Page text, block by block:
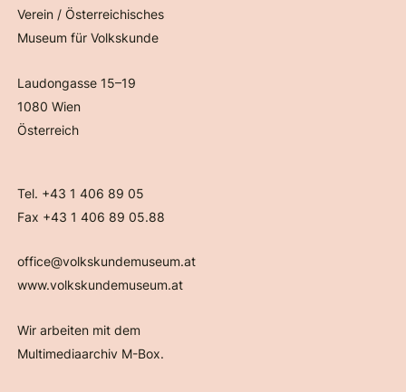
Verein / Österreichisches
Museum für Volkskunde
Laudongasse 15–19
1080 Wien
Österreich
Tel. +43 1 406 89 05
Fax +43 1 406 89 05.88
office@volkskundemuseum.at
www.volkskundemuseum.at
Wir arbeiten mit dem
Multimediaarchiv M-Box.